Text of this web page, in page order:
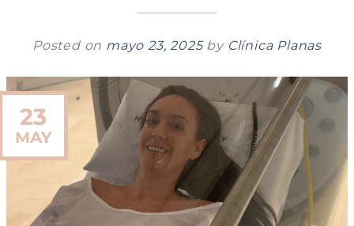
Posted on mayo 23, 2025 by Clínica Planas
23
MAY